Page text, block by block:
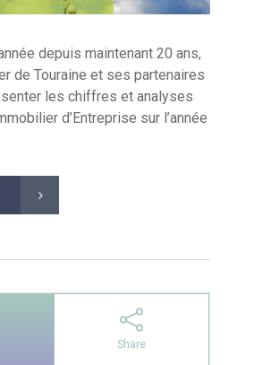
depuis maintenant 20 ans,
de Touraine et ses partenaires
les chiffres et analyses
d’Entreprise sur l’année
Share